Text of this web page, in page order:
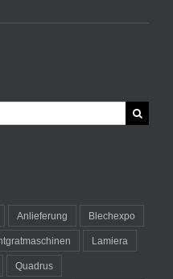
Anlieferung Blechexpo
Lamiera
Quadrus